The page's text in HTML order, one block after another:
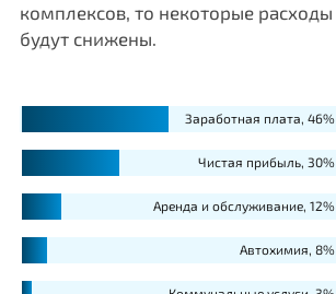
комплексов, то некоторые расходы
будут снижены.
Заработная плата, 46%
Чистая прибыль, 30%
Аренда и обслуживание, 12%
Автохимия, 8%